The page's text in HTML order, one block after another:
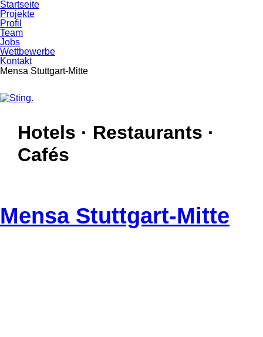
Startseite
Projekte
Profil
Team
Jobs
Wettbewerbe
Kontakt
Mensa Stuttgart-Mitte
primary
navigation
contentHotels · Restaurants ·
Cafés
Mensa Stuttgart-Mitte